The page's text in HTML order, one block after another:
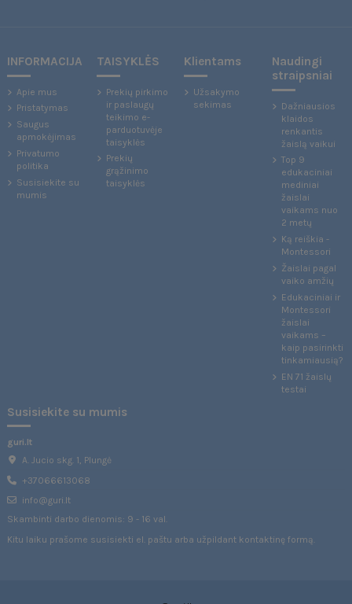
INFORMACIJA
Apie mus
Pristatymas
Saugus
apmokėjimas
Privatumo
politika
Susisiekite su
mumis
TAISYKLĖS
Prekių pirkimo
ir paslaugų
teikimo e-
parduotuvėje
taisyklės
Prekių
grąžinimo
taisyklės
Klientams
Užsakymo
sekimas
Naudingi
straipsniai
Dažniausios
klaidos
renkantis
žaislą vaikui
Top 9
edukaciniai
mediniai
žaislai
vaikams nuo
2 metų
Ką reiškia -
Montessori
Žaislai pagal
vaiko amžių
Edukaciniai ir
Montessori
žaislai
vaikams –
kaip pasirinkti
tinkamiausią?
EN 71 žaislų
testai
Susisiekite su mumis
guri.lt
A. Jucio skg. 1, Plungė
+37066613068
info@guri.lt
Skambinti darbo dienomis: 9 - 16 val.
Kitu laiku prašome susisiekti el. paštu arba užpildant kontaktinę formą